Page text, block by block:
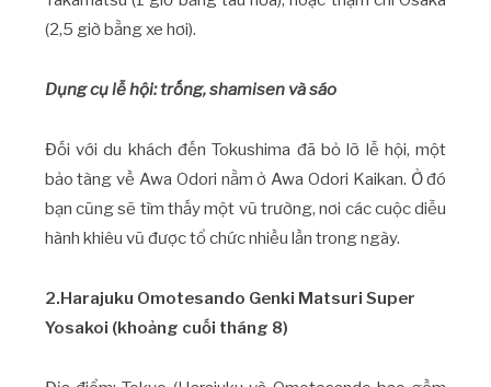
(2,5 giờ bằng xe hơi).
Dụng cụ lễ hội: trống, shamisen và sáo
Đối với du khách đến Tokushima đã bỏ lỡ lễ hội, một
bảo tàng về Awa Odori nằm ở Awa Odori Kaikan. Ở đó
bạn cũng sẽ tìm thấy một vũ trường, nơi các cuộc diễu
hành khiêu vũ được tổ chức nhiều lần trong ngày.
2.Harajuku Omotesando Genki Matsuri Super
Yosakoi (khoảng cuối tháng 8)